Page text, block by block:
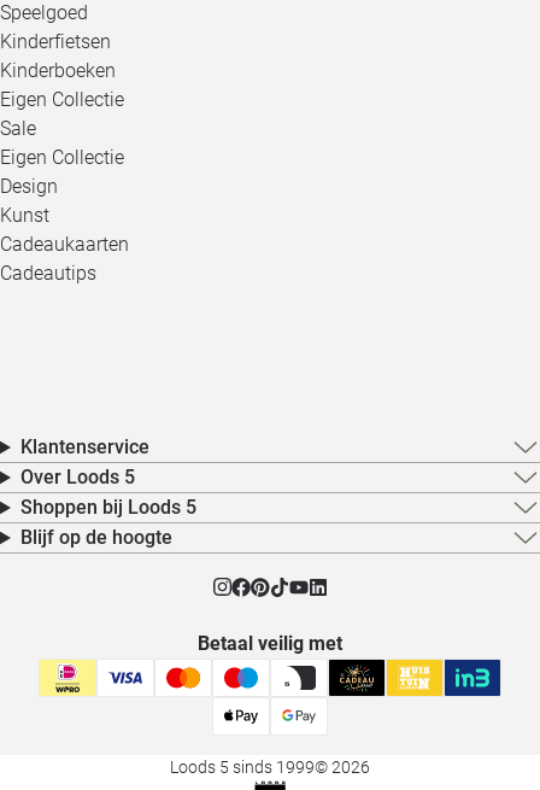
Speelgoed
Kinderfietsen
Kinderboeken
Eigen Collectie
Sale
Eigen Collectie
Design
Kunst
Cadeaukaarten
Cadeautips
Klantenservice
Over Loods 5
Shoppen bij Loods 5
Blijf op de hoogte
Betaal veilig met
Loods 5 sinds 1999© 2026